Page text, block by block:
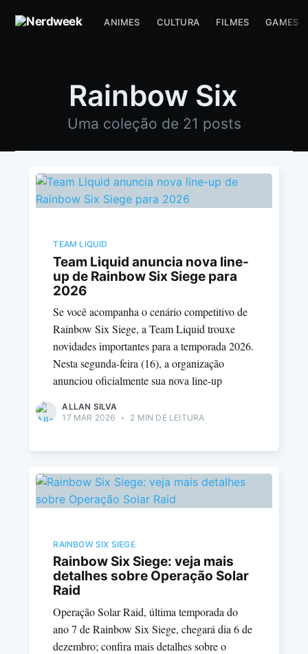
ANIMES CULTURA FILMES GAMES
Rainbow Six
Uma coleção de 21 posts
TEAM LIQUID
Team Liquid anuncia nova line-
up de Rainbow Six Siege para
2026
Se você acompanha o cenário competitivo de
Rainbow Six Siege, a Team Liquid trouxe
novidades importantes para a temporada 2026.
Nesta segunda-feira (16), a organização
anunciou oficialmente sua nova line-up
ALLAN SILVA
17 MAR 2026 • 2 MIN DE LEITURA
RAINBOW SIX SIEGE
Rainbow Six Siege: veja mais
detalhes sobre Operação Solar
Raid
Operação Solar Raid, última temporada do
ano 7 de Rainbow Six Siege, chegará dia 6 de
dezembro; confira mais detalhes sobre o